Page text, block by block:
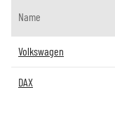
Name
Volkswagen
DAX